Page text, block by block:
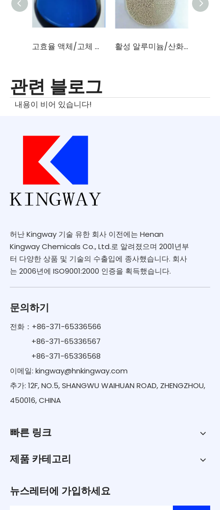
고효율 액체/고체 탈황촉매(술폰화프탈로시아닌코발트) 활성 알루미늄/산화알루미늄/촉매 담체(Al2O3 함량 96%-98%)
관련 블로그
내용이 비어 있습니다!
허난 Kingway 기술 유한 회사 이전에는 Henan
Kingway Chemicals Co., Ltd.로 알려졌으며 2001년부
터 다양한 상품 및 기술의 수출입에 종사했습니다. 회사
는 2006년에 ISO9001:2000 인증을 획득했습니다.
문의하기
전화：+86-371-65336566
+86-371-65336567
+86-371-65336568
이메일: kingway@hnkingway.com
추가: 12F, NO.5, SHANGWU WAIHUAN ROAD, ZHENGZHOU,
450016, CHINA
빠른 링크
제품 카테고리
뉴스레터에 가입하세요